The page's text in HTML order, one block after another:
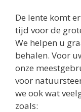
De lente komt
tijd voor de
We helpen u
behalen. Voor
onze
voor
we ook wat
zoals: